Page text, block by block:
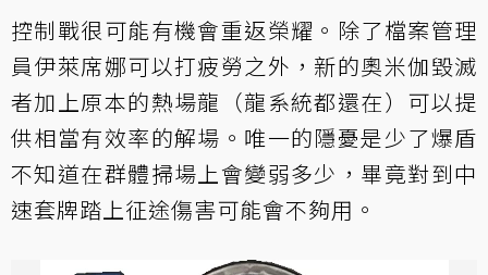
控制戰很可能有機會重返榮耀。除了檔案管理
員伊萊席娜可以打疲勞之外，新的奧米伽毀滅
者加上原本的熱場龍（龍系統都還在）可以提
供相當有效率的解場。唯一的隱憂是少了爆盾
不知道在群體掃場上會變弱多少，畢竟對到中
速套牌踏上征途傷害可能會不夠用。